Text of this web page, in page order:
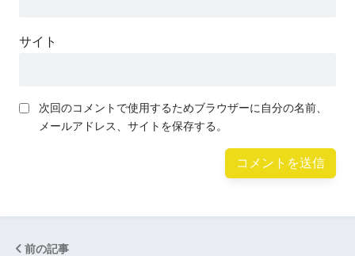
サイト
次回のコメントで使用するためブラウザーに自分の名前、
メールアドレス、サイトを保存する。
前の記事